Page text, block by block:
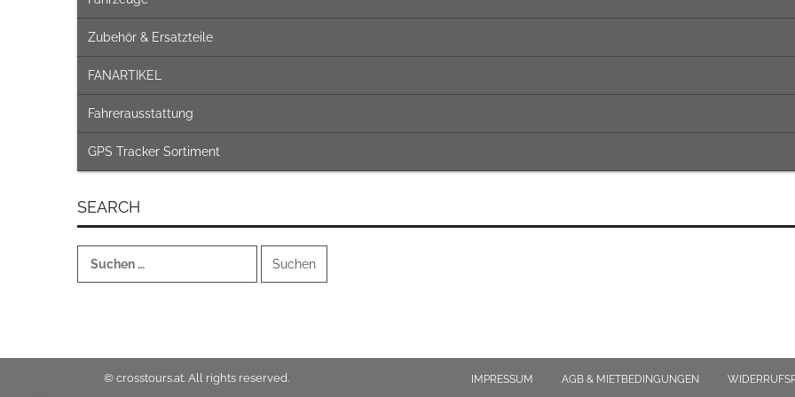
Zubehör & Ersatzteile
FANARTIKEL
Fahrerausstattung
GPS Tracker Sortiment
SEARCH
Suchen
nach:
© crosstours.at. All rights reserved. IMPRESSUM AGB & MIETBEDINGUNGEN